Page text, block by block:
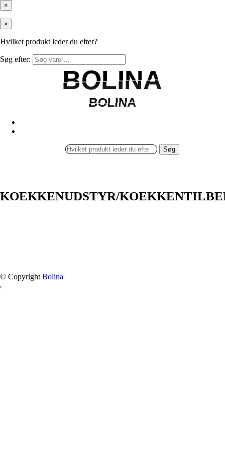
×
×
Hvilket produkt leder du efter?
Søg efter:
BOLINA
BOLINA
BOLINA
BOLINA
Søg
KOEKKENUDSTYR/
© Copyright Bolina